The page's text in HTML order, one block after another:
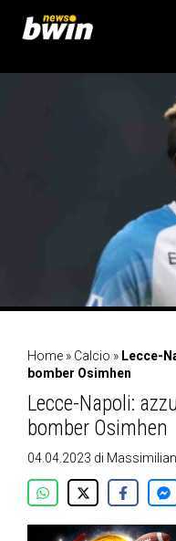
contenuto
Home » Calcio » Lecce-
bomber Osimhen
Lecce-Napoli:
bomber Osimhen
04.04.2023 di